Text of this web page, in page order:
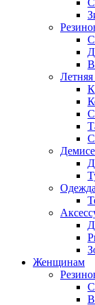
Летняя
Женщинам